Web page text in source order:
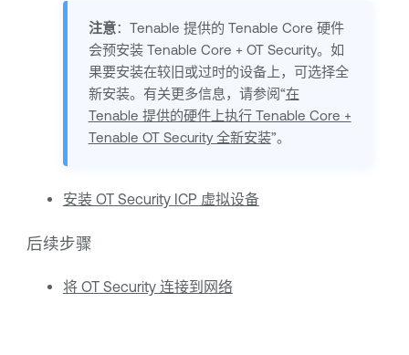
注意： Tenable 提供的 Tenable Core 硬件
会预安装 Tenable Core + OT Security。如
果要安装在较旧或过时的设备上，可选择全
新安装。有关更多信息，请参阅“在
Tenable 提供的硬件上执行 Tenable Core +
Tenable OT Security 全新安装”。
安装 OT Security ICP 虚拟设备
后续步骤
将 OT Security 连接到网络